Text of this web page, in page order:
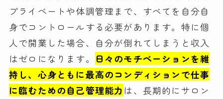
プライベートや体調管理まで、すべてを自分自
身でコントロールする必要があります。特に個
人で開業した場合、自分が倒れてしまうと収入
はゼロになります。
日々のモチベーションを維
持し、心身ともに最高のコンディションで仕事
に臨むための自己管理能力は、長期的にサロン